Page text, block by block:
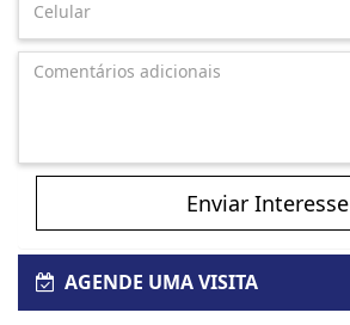
Enviar Interesse
AGENDE UMA VISITA